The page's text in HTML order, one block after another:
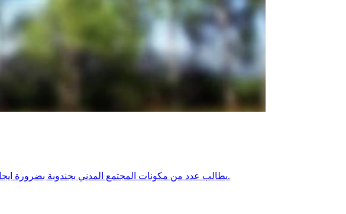
يطالب عدد من مكونات المجتمع المدني بجندوبة بضرورة ايجاد حلول للمصبات العشوائية للفضلات وتحسيس المواطن بعدم القاء الفضلات في هذه المصبات للحد من اندلاع الحرائق.